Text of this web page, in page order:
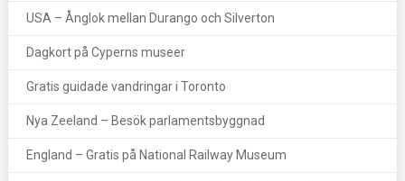
USA – Ånglok mellan Durango och Silverton
Dagkort på Cyperns museer
Gratis guidade vandringar i Toronto
Nya Zeeland – Besök parlamentsbyggnad
England – Gratis på National Railway Museum